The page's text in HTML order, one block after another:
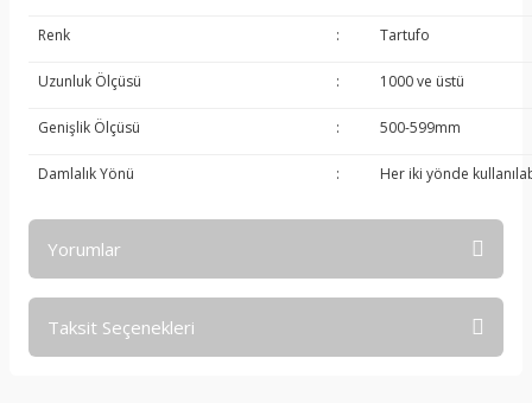
Renk : Tartufo
Uzunluk Ölçüsü : 1000 ve üstü
Genişlik Ölçüsü : 500-599mm
Damlalık Yönü : Her iki yönde
Yorumlar
Taksit Seçenekleri